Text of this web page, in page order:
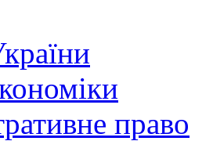
право